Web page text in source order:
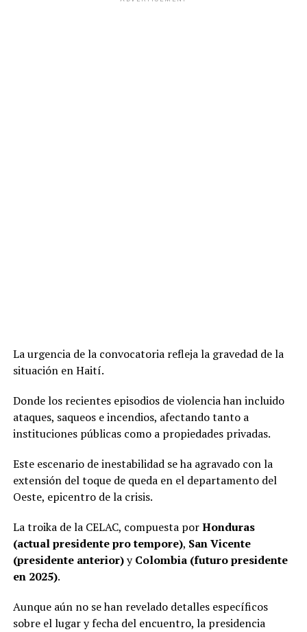
La urgencia de la convocatoria refleja la gravedad de la
situación en Haití.
Donde los recientes episodios de violencia han incluido
ataques, saqueos e incendios, afectando tanto a
instituciones públicas como a propiedades privadas.
Este escenario de inestabilidad se ha agravado con la
extensión del toque de queda en el departamento del
Oeste, epicentro de la crisis.
La troika de la CELAC, compuesta porHonduras
(actual presidente pro tempore), San Vicente
(presidente anterior)yColombia (futuro presidente
en 2025).
Aunque aún no se han revelado detalles específicos
sobre el lugar y fecha del encuentro, la presidencia